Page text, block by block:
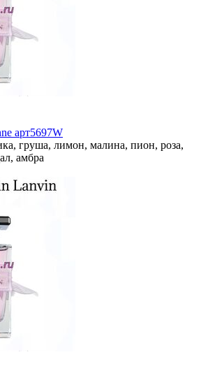
арт5697W
груша, лимон, малина, пион, роза,
амбра